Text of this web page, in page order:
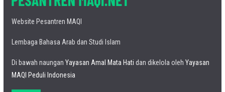
Website Pesantren MAQI
Lembaga Bahasa Arab dan Studi Islam
Di bawah naungan Yayasan Amal Mata Hati dan dikelola oleh Yayasan
MAQI Peduli Indonesia